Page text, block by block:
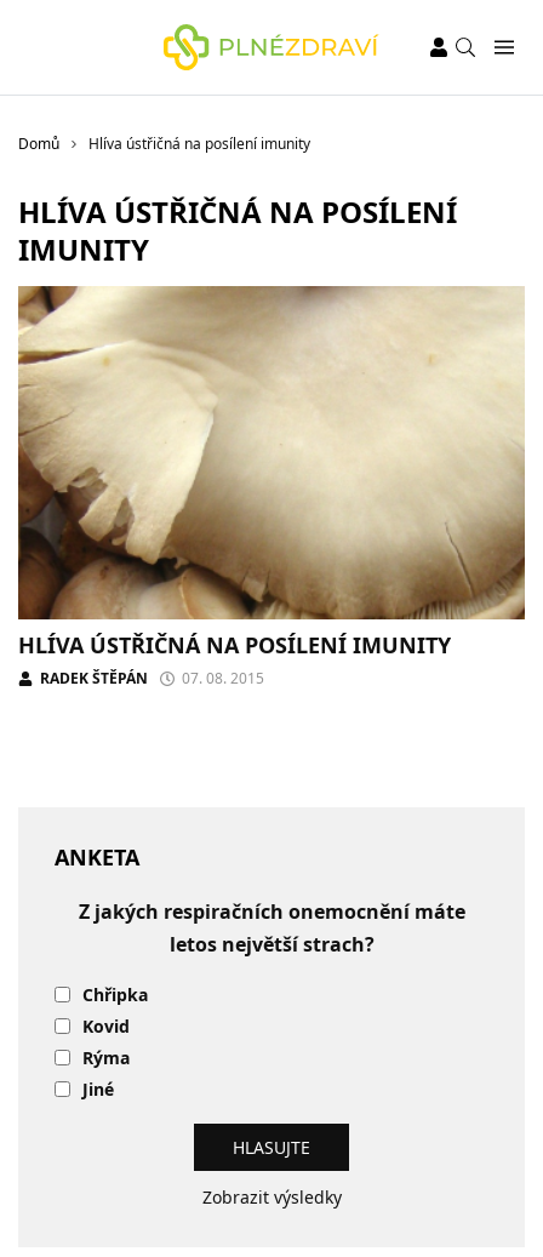
Domů Hlíva ústřičná na posílení imunity
HLÍVA ÚSTŘIČNÁ NA POSÍLENÍ
IMUNITY
HLÍVA ÚSTŘIČNÁ NA POSÍLENÍ IMUNITY
RADEK ŠTĚPÁN 07. 08. 2015
ANKETA
Z jakých respiračních onemocnění máte
letos největší strach?
Chřipka
Kovid
Rýma
Jiné
Zobrazit výsledky